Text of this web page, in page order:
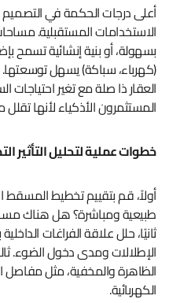
أعلى درجات الحكمة في
الاستخدامات المستقبلية.
بسهولة، أو بنية إنشائية تسمح
(كهرباء، سباكة) يسهل
العقار ذا صلة مع تغير
المستثمرون الأذكياء لأنها تقلل
خطوات عملية لتحليل التأثير
أولاً، قم بتقييم تخطيط
طبيعية ومباشرة؟ هل هناك
ثانيًا، حلل علاقة الفراغات
الإطلالات ومدى دخول الضوء.
الظاهرة والمخفية، مثل مفاصل
الكهربائية.